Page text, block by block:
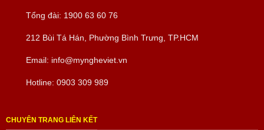
Tổng đài: 1900 63 60 76
212 Bùi Tá Hán, Phường Bình Trưng, TP.HCM
Email: info@myngheviet.vn
Hotline:0903 309 989
CHUYÊN TRANG LIÊN KẾT